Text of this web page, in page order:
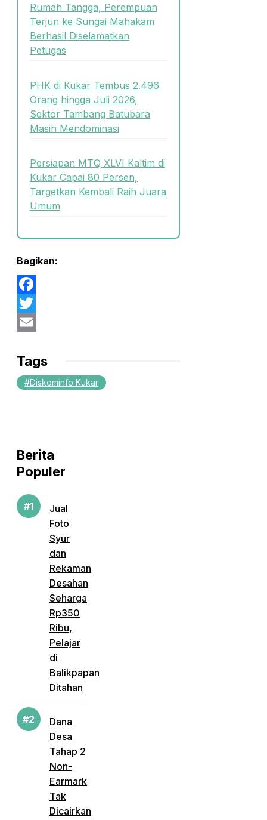
Rumah Tangga, Perempuan
Terjun ke Sungai Mahakam
Berhasil Diselamatkan
Petugas
PHK di Kukar Tembus 2.496
Orang hingga Juli 2026,
Sektor Tambang Batubara
Masih Mendominasi
Persiapan MTQ XLVI Kaltim di
Kukar Capai 80 Persen,
Targetkan Kembali Raih Juara
Umum
Bagikan:
Facebook
Twitter
Tags
Diskominfo Kukar
Berita
Populer
Jual
Foto
Syur
dan
Rekaman
Desahan
Seharga
Rp350
Ribu,
Pelajar
di
Balikpapan
Ditahan
Dana
Desa
Tahap 2
Non-
Earmark
Tak
Dicairkan